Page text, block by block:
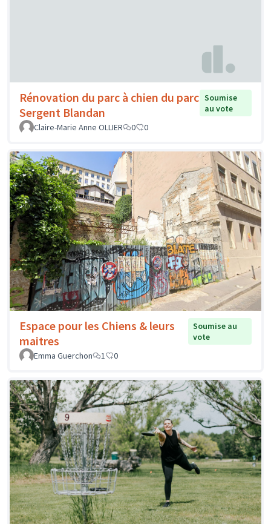
Rénovation du parc à chien du parc
Sergent Blandan
Soumise
au vote
Claire-Marie Anne OLLIER
0 0
Espace pour les Chiens & leurs
maitres
Soumise au
vote
Emma Guerchon
1 0